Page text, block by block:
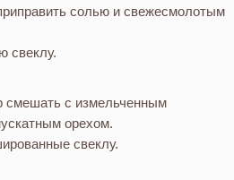
солью и свежесмолотым
свеклу.
смешать с измельченным
орехом.
свеклу.